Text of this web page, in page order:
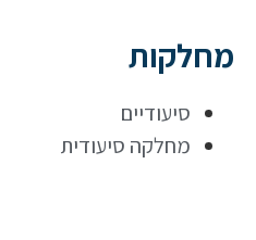
מחלקות
סיעודיים
מחלקה סיעודית